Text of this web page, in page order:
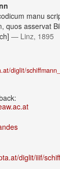
manu
quos asservat
— Linz, 1895
diglit/
diglit/iiif/